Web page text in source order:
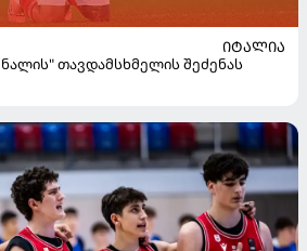
ᲘᲢᲐᲚᲘᲐ
თავდამსხმელის შეძენას